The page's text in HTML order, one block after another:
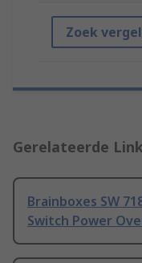
Zoek
Gerelateerde
Brainboxes SW
Switch Power